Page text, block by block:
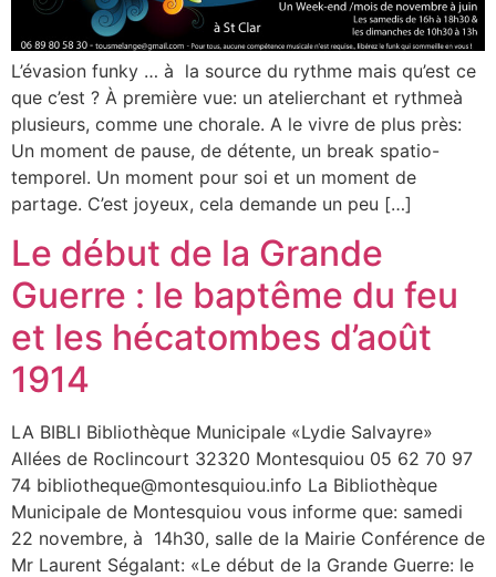
L’évasion funky … à la source du rythme mais qu’est ce
que c’est ? À première vue: un atelierchant et rythmeà
plusieurs, comme une chorale. A le vivre de plus près:
Un moment de pause, de détente, un break spatio-
temporel. Un moment pour soi et un moment de
partage. C’est joyeux, cela demande un peu […]
Le début de la Grande
Guerre : le baptême du feu
et les hécatombes d’août
1914
LA BIBLI Bibliothèque Municipale «Lydie Salvayre»
Allées de Roclincourt 32320 Montesquiou 05 62 70 97
74 bibliotheque@montesquiou.info La Bibliothèque
Municipale de Montesquiou vous informe que: samedi
22 novembre, à 14h30, salle de la Mairie Conférence de
Mr Laurent Ségalant: «Le début de la Grande Guerre: le